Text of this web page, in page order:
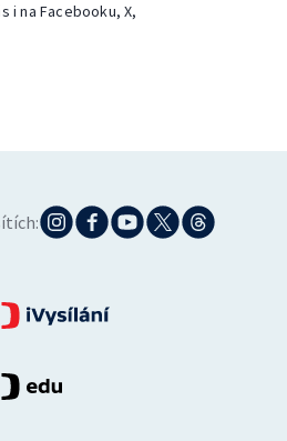
i na Facebooku, X,